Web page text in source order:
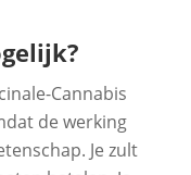
Cannabis
de werking
Je zult